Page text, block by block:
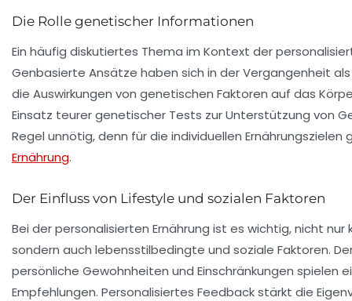
Die Rolle genetischer Informationen
Ein häufig diskutiertes Thema im Kontext der
Genbasierte Ansätze haben sich in der Vergangenheit
die Auswirkungen von genetischen Faktoren auf das
Einsatz teurer genetischer Tests zur Unterstützung von
Regel unnötig, denn für die individuellen
Ernährung.
Der Einfluss von Lifestyle und sozialen Faktoren
Bei der personalisierten Ernährung ist es wichtig, nicht
sondern auch lebensstilbedingte und soziale Faktoren.
persönliche Gewohnheiten und Einschränkungen spielen
Empfehlungen. Personalisiertes Feedback stärkt die